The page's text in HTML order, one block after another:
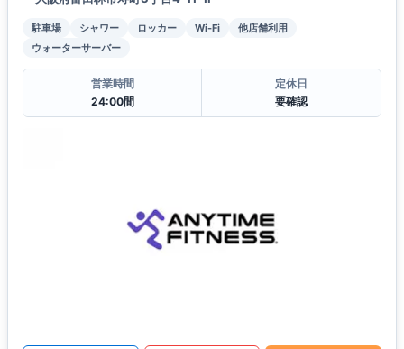
駐車場 シャワー ロッカー Wi-Fi
他店舗利用
ウォーターサーバー
営業時間
24:00間
定休日
要確認